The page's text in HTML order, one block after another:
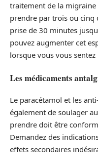
traitement de la
prendre par trois ou cinq
prise de 30 minutes
pouvez augmenter cet
lorsque vous vous
Les médicaments
Le paracétamol et les
également de soulager
prendre doit être
Demandez des
effets secondaires